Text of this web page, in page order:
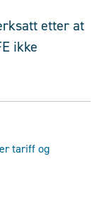
etter at
ikke
tariff og